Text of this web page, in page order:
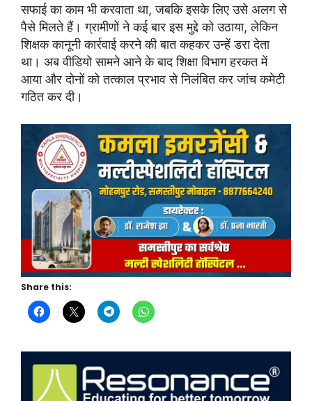
सफाई का काम भी करवाता था, जबकि इसके लिए उसे अलग से
पैसे मिलते हैं। ग्रामीणों ने कई बार इस मुद्दे को उठाया, लेकिन
शिक्षक कानूनी कार्रवाई करने की बात कहकर उन्हें डरा देता
था। अब वीडियो सामने आने के बाद शिक्षा विभाग हरकत में
आया और दोनों को तत्काल प्रभाव से निलंबित कर जांच कमेटी
गठित कर दी।
Share this: